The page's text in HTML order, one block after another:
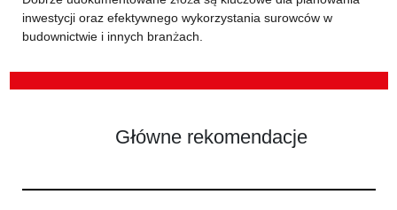
inwestycji oraz efektywnego wykorzystania surowców w
budownictwie i innych branżach.
Główne rekomendacje